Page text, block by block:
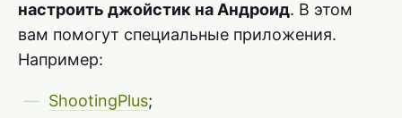
настроить джойстик на Андроид. В этом
вам помогут специальные приложения.
Например:
ShootingPlus;